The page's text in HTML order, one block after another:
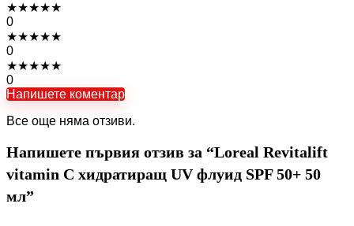
★★★★★
0
★★★★★
0
★★★★★
0
Напишете коментар
Все още няма отзиви.
Напишете първия отзив за “Loreal Revitalift
vitamin C хидратиращ UV флуид SPF 50+ 50
мл”